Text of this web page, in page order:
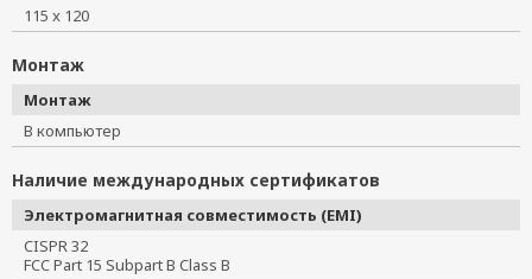
115 x 120
Монтаж
Монтаж
В компьютер
Наличие международных сертификатов
Электромагнитная совместимость (EMI)
CISPR 32
FCC Part 15 Subpart B Class B